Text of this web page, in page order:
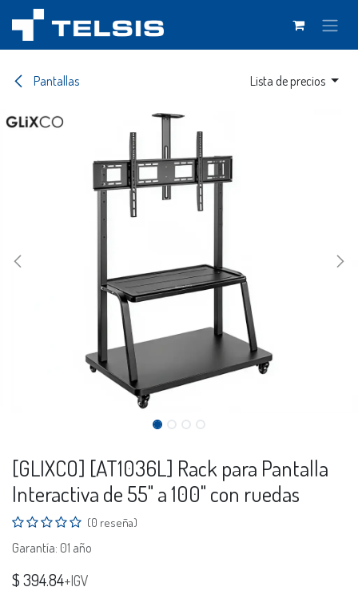
Ir al contenido
Pantallas Lista de precios
[GLIXCO] [AT1036L] Rack para Pantalla
Interactiva de 55" a 100" con ruedas
(0 reseña)
Garantía: 01 año
$394.84+IGV